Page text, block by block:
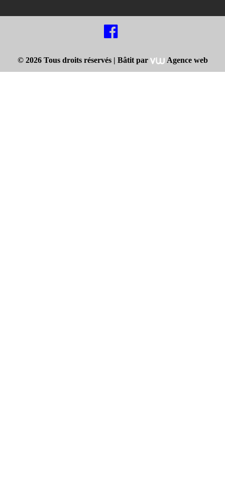
© 2026 Tous droits réservés | Bâtit par Agence web